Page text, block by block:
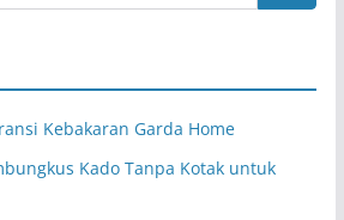
Kebakaran Garda Home
Kado Tanpa Kotak untuk